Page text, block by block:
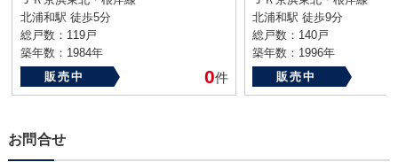
北浦和駅 徒歩5分
総戸数：119戸
築年数：1984年
販売中
0件
北浦和駅 徒歩9分
総戸数：140戸
築年数：1996年
販売中
お問合せ